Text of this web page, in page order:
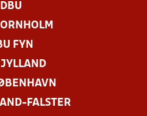
DBU
FYN
JYLLAND
FALSTER